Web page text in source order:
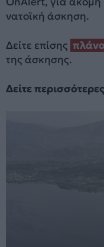
νατοϊκή άσκηση.
Δείτε επίσης
της άσκησης.
Δείτε